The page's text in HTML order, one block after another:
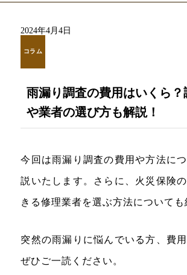
2024年4月4日
コラム
雨漏り調査の費用はいくら？
や業者の選び方も解説！
今回は雨漏り調査の費用や方法に
説いたします。さらに、火災保険
きる修理業者を選ぶ方法についても
突然の雨漏りに悩んでいる方、費
ぜひご一読ください。